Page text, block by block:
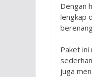
Dengan
lengkap
Paket
juga